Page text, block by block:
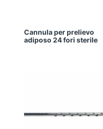
Cannula per prelievo
adiposo 24 fori sterile